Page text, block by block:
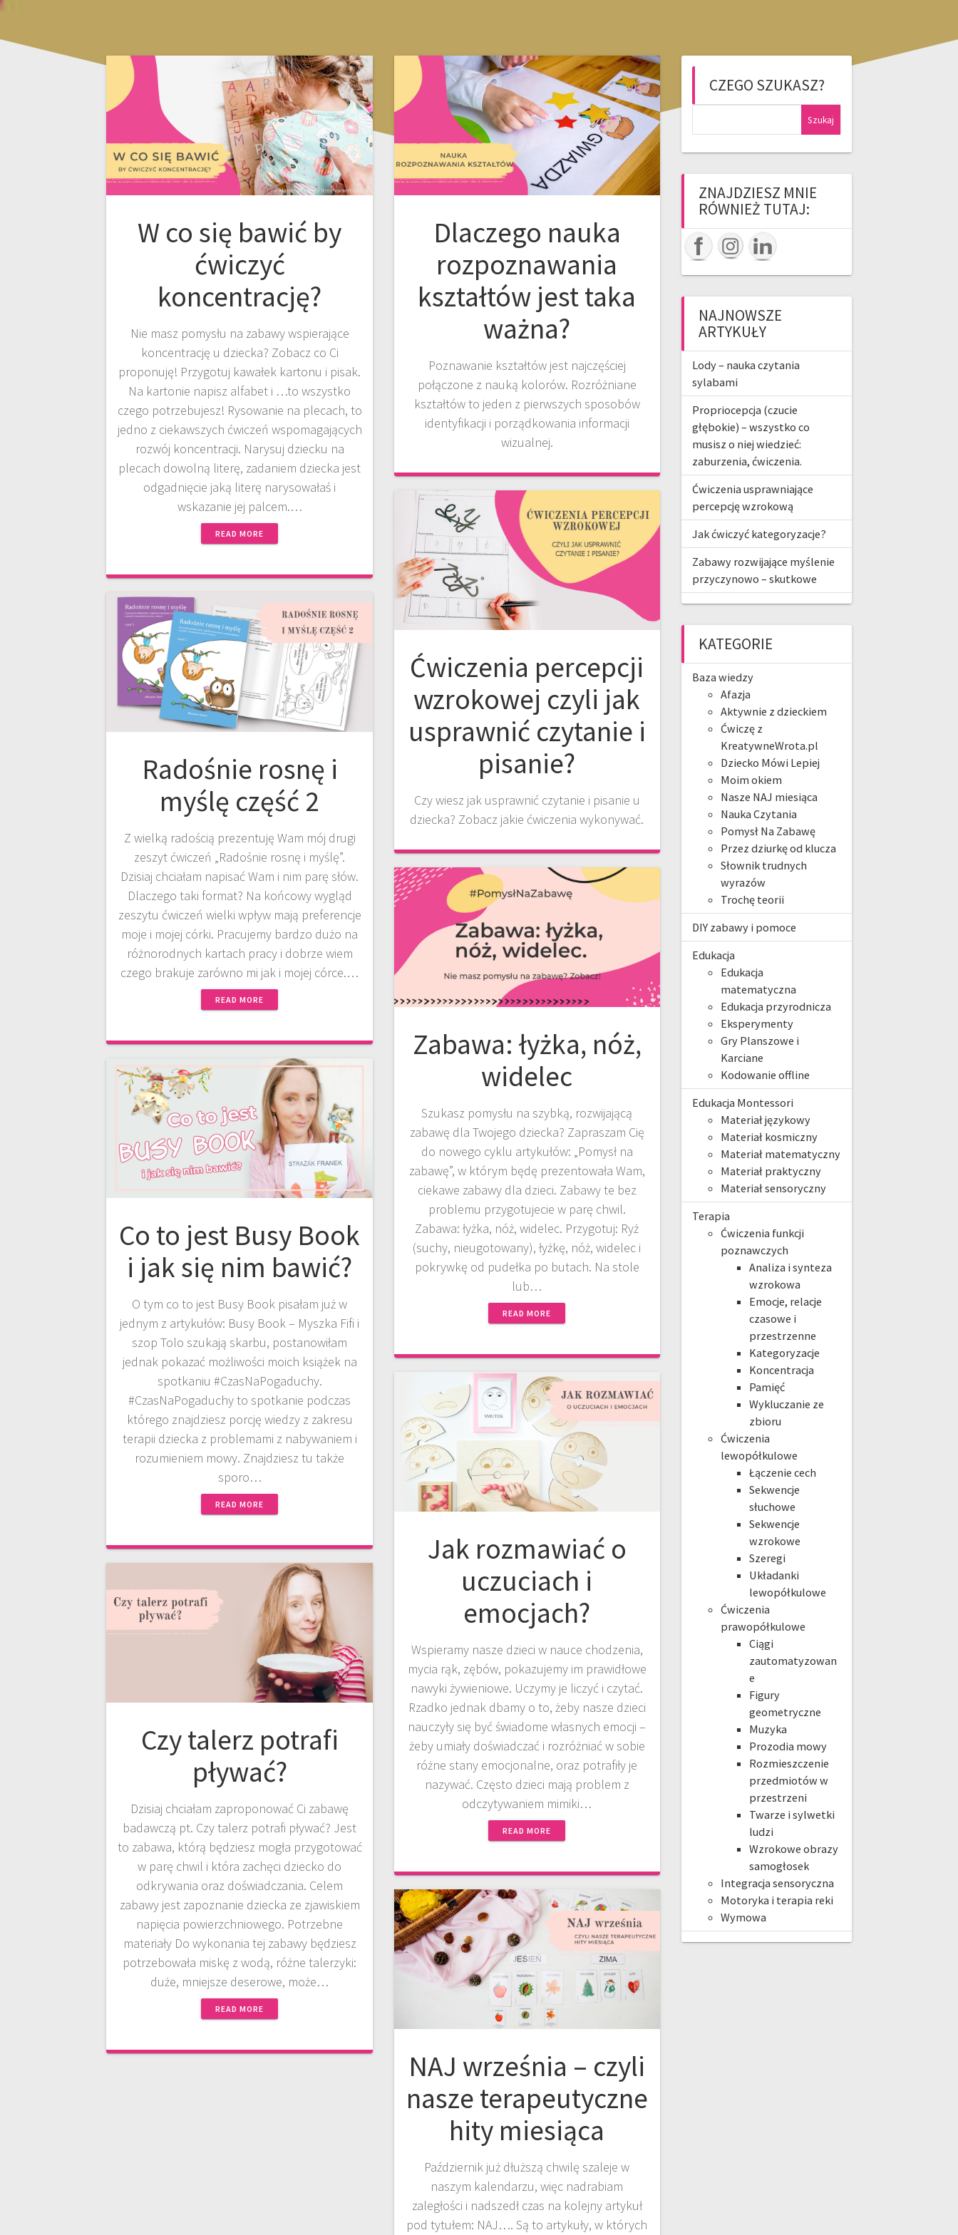
W co się bawić by
ćwiczyć
koncentrację?
Nie masz pomysłu na zabawy wspierające
koncentrację u dziecka? Zobacz co Ci
proponuję! Przygotuj kawałek kartonu i pisak.
Na kartonie napisz alfabet i …to wszystko
czego potrzebujesz! Rysowanie na plecach, to
jedno z ciekawszych ćwiczeń wspomagających
rozwój koncentracji. Narysuj dziecku na
plecach dowolną literę, zadaniem dziecka jest
odgadnięcie jaką literę narysowałaś i
wskazanie jej palcem.…
READ MORE
Dlaczego nauka
rozpoznawania
kształtów jest taka
ważna?
Poznawanie kształtów jest najczęściej
połączone z nauką kolorów. Rozróżniane
kształtów to jeden z pierwszych sposobów
identyfikacji i porządkowania informacji
wizualnej.
Ćwiczenia percepcji
wzrokowej czyli jak
usprawnić czytanie i
pisanie?
Czy wiesz jak usprawnić czytanie i pisanie u
dziecka? Zobacz jakie ćwiczenia wykonywać.
Radośnie rosnę i
myślę część 2
Z wielką radością prezentuję Wam mój drugi
zeszyt ćwiczeń „Radośnie rosnę i myślę”.
Dzisiaj chciałam napisać Wam i nim parę słów.
Dlaczego taki format? Na końcowy wygląd
zeszytu ćwiczeń wielki wpływ mają preferencje
moje i mojej córki. Pracujemy bardzo dużo na
różnorodnych kartach pracy i dobrze wiem
czego brakuje zarówno mi jak i mojej córce.…
READ MORE
Zabawa: łyżka, nóż,
widelec
Szukasz pomysłu na szybką, rozwijającą
zabawę dla Twojego dziecka? Zapraszam Cię
do nowego cyklu artykułów: „Pomysł na
zabawę”, w którym będę prezentowała Wam,
ciekawe zabawy dla dzieci. Zabawy te bez
problemu przygotujecie w parę chwil.
Zabawa: łyżka, nóż, widelec. Przygotuj: Ryż
(suchy, nieugotowany), łyżkę, nóż, widelec i
pokrywkę od pudełka po butach. Na stole
lub…
READ MORE
Co to jest Busy Book
i jak się nim bawić?
O tym co to jest Busy Book pisałam już w
jednym z artykułów: Busy Book – Myszka Fifi i
szop Tolo szukają skarbu, postanowiłam
jednak pokazać możliwości moich książek na
spotkaniu #CzasNaPogaduchy.
#CzasNaPogaduchy to spotkanie podczas
którego znajdziesz porcję wiedzy z zakresu
terapii dziecka z problemami z nabywaniem i
rozumieniem mowy. Znajdziesz tu także
sporo…
READ MORE
Jak rozmawiać o
uczuciach i
emocjach?
Wspieramy nasze dzieci w nauce chodzenia,
mycia rąk, zębów, pokazujemy im prawidłowe
nawyki żywieniowe. Uczymy je liczyć i czytać.
Rzadko jednak dbamy o to, żeby nasze dzieci
nauczyły się być świadome własnych emocji –
żeby umiały doświadczać i rozróżniać w sobie
różne stany emocjonalne, oraz potrafiły je
nazywać. Często dzieci mają problem z
odczytywaniem mimiki…
READ MORE
Czy talerz potrafi
pływać?
Dzisiaj chciałam zaproponować Ci zabawę
badawczą pt. Czy talerz potrafi pływać? Jest
to zabawa, którą będziesz mogła przygotować
w parę chwil i która zachęci dziecko do
odkrywania oraz doświadczania. Celem
zabawy jest zapoznanie dziecka ze zjawiskiem
napięcia powierzchniowego. Potrzebne
materiały Do wykonania tej zabawy będziesz
potrzebowała miskę z wodą, różne talerzyki:
duże, mniejsze deserowe, może…
READ MORE
NAJ września – czyli
nasze terapeutyczne
hity miesiąca
Październik już dłuższą chwilę szaleje w
naszym kalendarzu, więc nadrabiam
zaległości i nadszedł czas na kolejny artykuł
pod tytułem: NAJ…. Są to artykuły, w których
CZEGO SZUKASZ?
ZNAJDZIESZ MNIE
RÓWNIEŻ TUTAJ:
NAJNOWSZE
ARTYKUŁY
Lody – nauka czytania
sylabami
Propriocepcja (czucie
głębokie) – wszystko co
musisz o niej wiedzieć:
zaburzenia, ćwiczenia.
Ćwiczenia usprawniające
percepcję wzrokową
Jak ćwiczyć kategoryzacje?
Zabawy rozwijające myślenie
przyczynowo – skutkowe
KATEGORIE
Baza wiedzy
Afazja
Aktywnie z dzieckiem
Ćwiczę z
KreatywneWrota.pl
Dziecko Mówi Lepiej
Moim okiem
Nasze NAJ miesiąca
Nauka Czytania
Pomysł Na Zabawę
Przez dziurkę od klucza
Słownik trudnych
wyrazów
Trochę teorii
DIY zabawy i pomoce
Edukacja
Edukacja
matematyczna
Edukacja przyrodnicza
Eksperymenty
Gry Planszowe i
Karciane
Kodowanie offline
Edukacja Montessori
Materiał językowy
Materiał kosmiczny
Materiał matematyczny
Materiał praktyczny
Materiał sensoryczny
Terapia
Ćwiczenia funkcji
poznawczych
Analiza i synteza
wzrokowa
Emocje, relacje
czasowe i
przestrzenne
Kategoryzacje
Koncentracja
Pamięć
Wykluczanie ze
zbioru
Ćwiczenia
lewopółkulowe
Łączenie cech
Sekwencje
słuchowe
Sekwencje
wzrokowe
Szeregi
Układanki
lewopółkulowe
Ćwiczenia
prawopółkulowe
Ciągi
zautomatyzowan
e
Figury
geometryczne
Muzyka
Prozodia mowy
Rozmieszczenie
przedmiotów w
przestrzeni
Twarze i sylwetki
ludzi
Wzrokowe obrazy
samogłosek
Integracja sensoryczna
Motoryka i terapia reki
Wymowa